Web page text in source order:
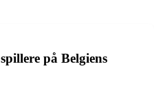
på Belgiens